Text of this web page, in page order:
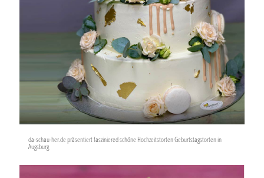
da-schau-her.de präsentiert fasziniered schöne Hochzeitstorten Geburtstagstorten in
Augsburg